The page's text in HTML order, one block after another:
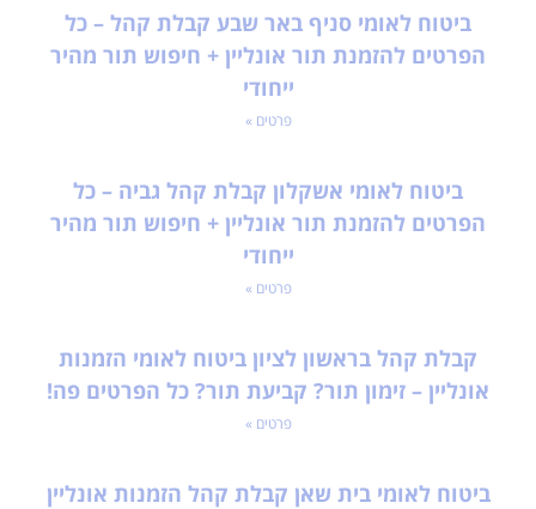
ביטוח לאומי סניף באר שבע קבלת קהל – כל
הפרטים להזמנת תור אונליין + חיפוש תור מהיר
ייחודי
פרטים »
ביטוח לאומי אשקלון קבלת קהל גביה – כל
הפרטים להזמנת תור אונליין + חיפוש תור מהיר
ייחודי
פרטים »
קבלת קהל בראשון לציון ביטוח לאומי הזמנות
אונליין – זימון תור? קביעת תור? כל הפרטים פה!
פרטים »
ביטוח לאומי בית שאן קבלת קהל הזמנות אונליין